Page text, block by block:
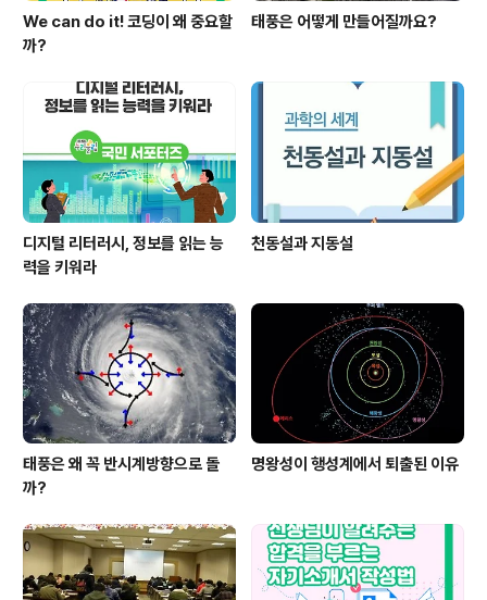
We can do it! 코딩이 왜 중요할
까?
태풍은 어떻게 만들어질까요?
디지털 리터러시, 정보를 읽는 능
력을 키워라
천동설과 지동설
태풍은 왜 꼭 반시계방향으로 돌
까?
명왕성이 행성계에서 퇴출된 이유